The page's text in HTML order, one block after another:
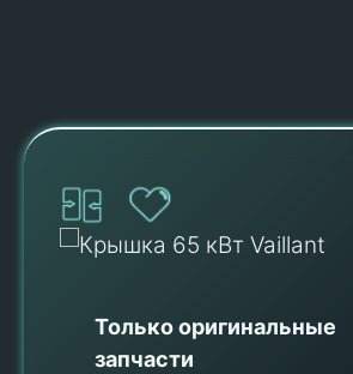
Только оригинальные
запчасти